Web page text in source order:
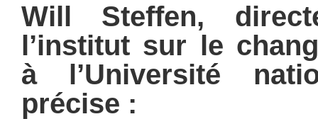
Will Steffen,
l’institut sur le
à l’Université
précise :